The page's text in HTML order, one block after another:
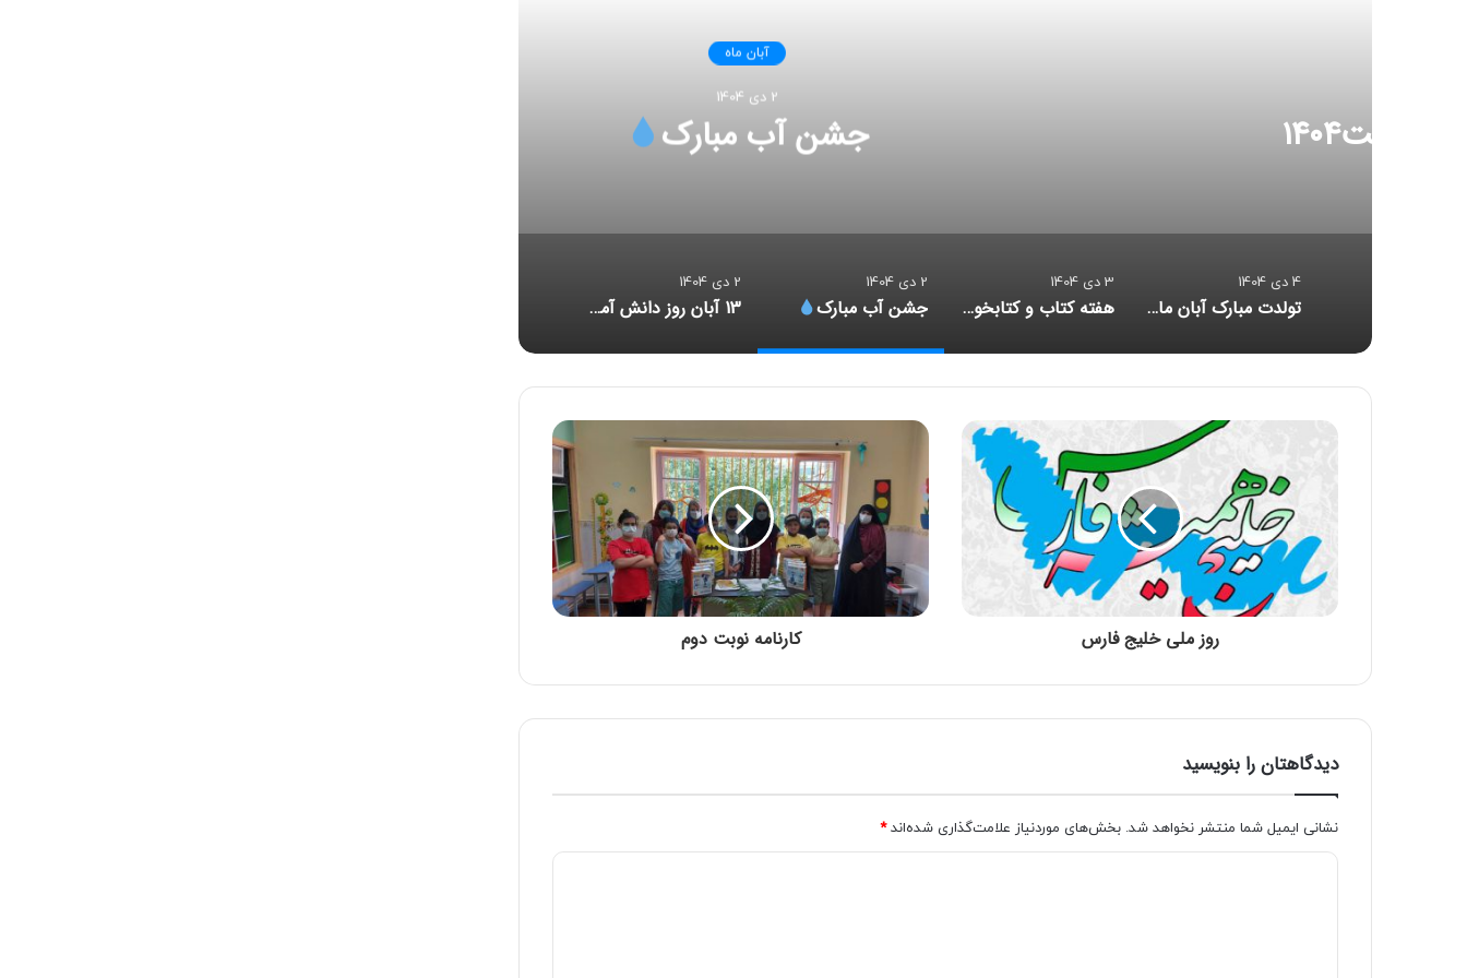
جشن آب مبارک
4 دی 1404
تولدت مبارک آبان ماهی قشنگم
3 دی 1404
هفته کتاب و کتابخوانی در دبستان راه کرامت۱۴۰۴
2 دی 1404
جشن آب مبارک
2 دی 1404
13 آبان روز دانش آموز
روز ملی خلیج فارس کارنامه نوبت دوم
دیدگاهتان را بنویسید
نشانی ایمیل شما منتشر نخواهد شد. بخش‌های موردنیاز علامت‌گذاری شده‌اند*